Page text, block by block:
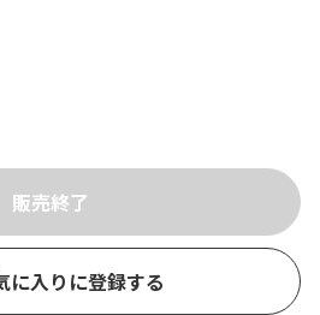
に入りに登録する